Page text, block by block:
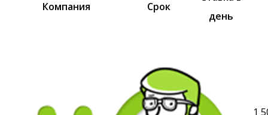
Компания Срок
день
1